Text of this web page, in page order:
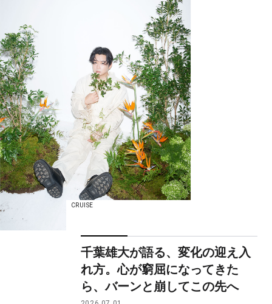
CRUISE
千葉雄大が語る、変化の迎え入
れ方。心が窮屈になってきた
ら、バーンと崩してこの先へ